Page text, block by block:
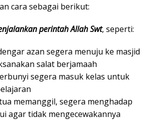
cara sebagai berikut:
perintah Allah Swt, seperti:
azan segera menuju ke masjid
salat berjamaah
segera masuk kelas untuk
memanggil, segera menghadap
agar tidak mengecewakannya